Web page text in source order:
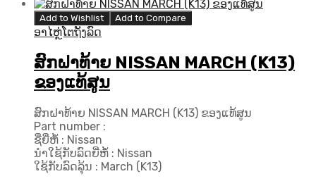
Add to Wishlist Add to Compare
ອາໄຫຼ່ໂຕຖັງລົດ
ສົກຝາທ້າຍ NISSAN MARCH (K13)
ຂອງແທ້ສູນ
ສົກຝາທ້າຍ NISSAN MARCH (K13) ຂອງແທ້ສູນ
Part number :
ຊື່ຍີ່ຫໍ້ : Nissan
ນຳໃຊ້ກັບລົດຍີ່ຫໍ້ : Nissan
ໃຊ້ກັບລົດລຸ້ນ : March (K13)